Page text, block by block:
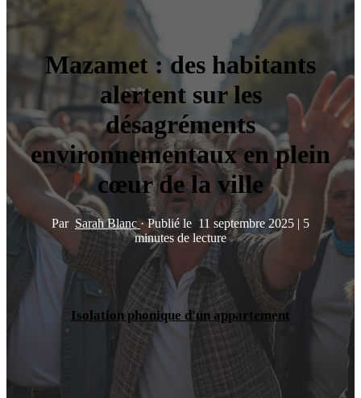
Mazamet : des habitants
alertent sur les
désagréments
environnementaux en plein
cœur de la ville
Par Sarah Blanc· Publié le 11 septembre 2025 | 5
minutes de lecture
Isolation phonique d'un appartement